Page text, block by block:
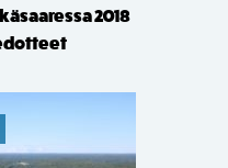
2018